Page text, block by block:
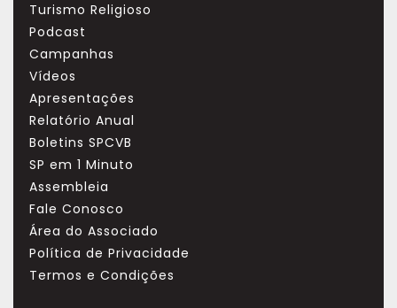
Turismo Religioso
Podcast
Campanhas
Vídeos
Apresentações
Relatório Anual
Boletins SPCVB
SP em 1 Minuto
Assembleia
Fale Conosco
Área do Associado
Política de Privacidade
Termos e Condições